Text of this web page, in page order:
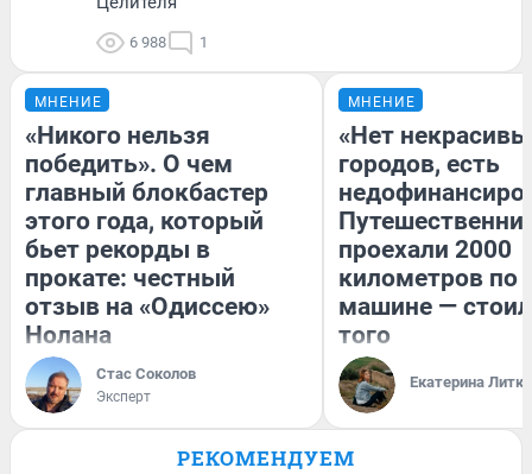
6 988 1
МНЕНИЕ
«Никого нельзя
победить». О чем
главный блокбастер
этого года, который
бьет рекорды в
прокате: честный
отзыв на «Одиссею»
Нолана
Стас Соколов
Эксперт
МНЕНИЕ
«Нет
городов, есть
проехали 2000
километров по
машине —
того
Екатерина
РЕКОМЕНДУЕМ